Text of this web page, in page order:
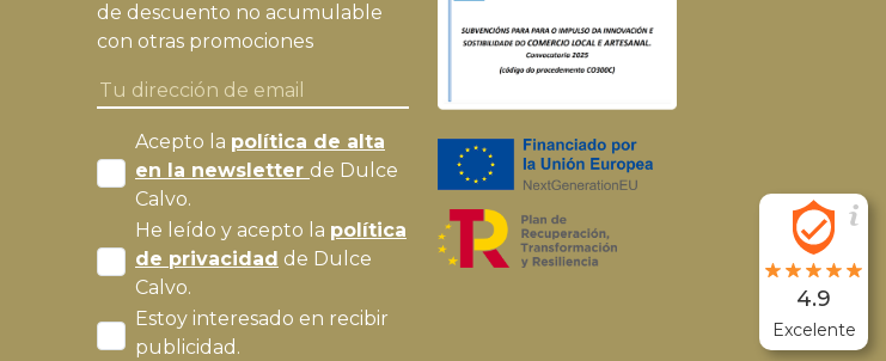
de descuento no acumulable
con otras promociones
Acepto la política de alta
en la newsletter de Dulce
Calvo.
He leído y acepto la política
de privacidad de Dulce
Calvo.
Estoy interesado en recibir
publicidad.
4.9
Excelente